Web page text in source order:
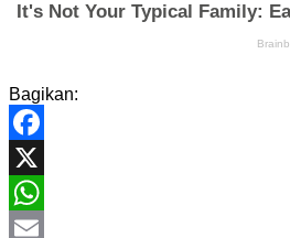
Bagikan:
Facebook
X
WhatsApp